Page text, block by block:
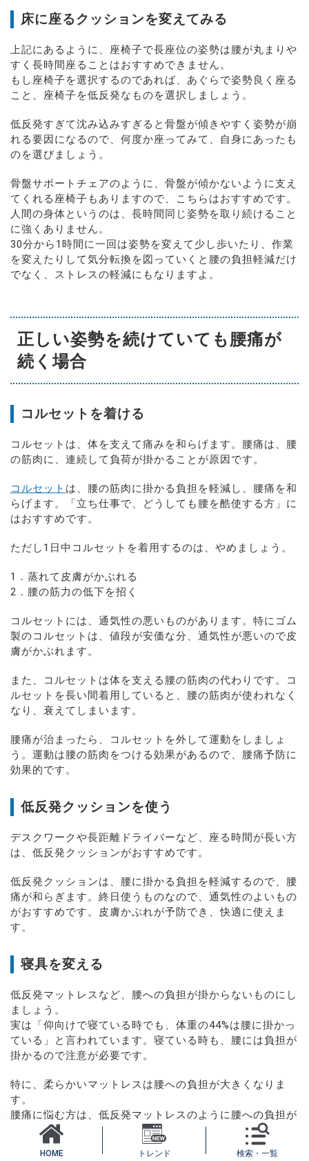
床に座るクッションを変えてみる
上記にあるように、座椅子で長座位の姿勢は腰が丸まりや
すく長時間座ることはおすすめできません。
もし座椅子を選択するのであれば、あぐらで姿勢良く座る
こと、座椅子を低反発なものを選択しましょう。
低反発すぎて沈み込みすぎると骨盤が傾きやすく姿勢が崩
れる要因になるので、何度か座ってみて、自身にあったも
のを選びましょう。
骨盤サポートチェアのように、骨盤が傾かないように支え
てくれる座椅子もありますので、こちらはおすすめです。
人間の身体というのは、長時間同じ姿勢を取り続けること
に強くありません。
30分から1時間に一回は姿勢を変えて少し歩いたり、作業
を変えたりして気分転換を図っていくと腰の負担軽減だけ
でなく、ストレスの軽減にもなりますよ。
正しい姿勢を続けていても腰痛が
続く場合
コルセットを着ける
コルセットは、体を支えて痛みを和らげます。腰痛は、腰
の筋肉に、連続して負荷が掛かることが原因です。
コルセット は、腰の筋肉に掛かる負担を軽減し、腰痛を和
らげます。「立ち仕事で、どうしても腰を酷使する方」に
はおすすめです。
ただし1日中コルセットを着用するのは、やめましょう。
1．蒸れて皮膚がかぶれる
2．腰の筋力の低下を招く
コルセットには、通気性の悪いものがあります。特にゴム
製のコルセットは、値段が安価な分、通気性が悪いので皮
膚がかぶれます。
また、コルセットは体を支える腰の筋肉の代わりです。コ
ルセットを長い間着用していると、腰の筋肉が使われなく
なり、衰えてしまいます。
腰痛が治まったら、コルセットを外して運動をしましょ
う。運動は腰の筋肉をつける効果があるので、腰痛予防に
効果的です。
低反発クッションを使う
デスクワークや長距離ドライバーなど、座る時間が長い方
は、低反発クッションがおすすめです。
低反発クッションは、腰に掛かる負担を軽減するので、腰
痛が和らぎます。終日使うものなので、通気性のよいもの
がおすすめです。皮膚かぶれが予防でき、快適に使えま
す。
寝具を変える
低反発マットレスなど、腰への負担が掛からないものにし
ましょう。
実は「仰向けで寝ている時でも、体重の44%は腰に掛かっ
ている」と言われています。寝ている時も、腰には負担が
掛かるので注意が必要です。
特に、柔らかいマットレスは腰への負担が大きくなりま
す。
腰痛に悩む方は、低反発マットレスのように腰への負担が
少ないものを選びましょう。
HOME トレンド 検索・一覧